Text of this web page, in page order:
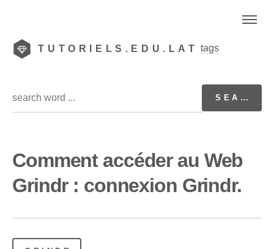
TUTORIELS.EDU.LAT tags
Comment accéder au Web
Grindr : connexion Grindr.